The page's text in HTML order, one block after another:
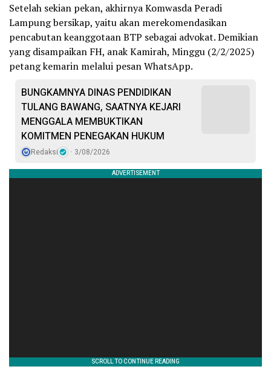
Setelah sekian pekan, akhirnya Komwasda Peradi
Lampung bersikap, yaitu akan merekomendasikan
pencabutan keanggotaan BTP sebagai advokat. Demikian
yang disampaikan FH, anak Kamirah, Minggu (2/2/2025)
petang kemarin melalui pesan WhatsApp.
BUNGKAMNYA DINAS PENDIDIKAN
TULANG BAWANG, SAATNYA KEJARI
MENGGALA MEMBUKTIKAN
KOMITMEN PENEGAKAN HUKUM
Redaksi 3/08/2026